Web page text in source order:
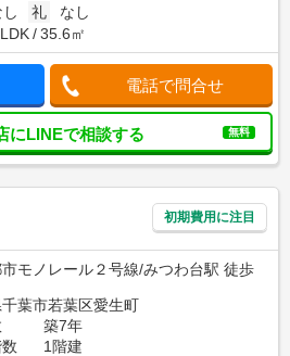
礼
なし
35.6㎡
電話で問合せ
にLINEで相談する 無料
初期費用に注目
モノレール２号線/みつわ台駅 徒歩
葉市若葉区愛生町
築7年
1階建